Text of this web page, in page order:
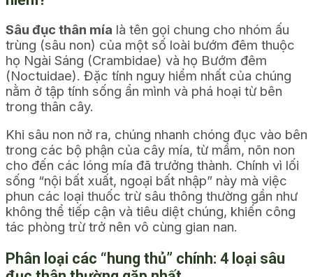
Sâu đục thân mía là tên gọi chung cho nhóm ấu
trùng (sâu non) của một số loài bướm đêm thuộc
họ Ngài Sáng (Crambidae) và họ Bướm đêm
(Noctuidae). Đặc tính nguy hiểm nhất của chúng
nằm ở tập tính sống ẩn mình và phá hoại từ bên
trong thân cây.
Khi sâu non nở ra, chúng nhanh chóng đục vào bên
trong các bộ phận của cây mía, từ mầm, nõn non
cho đến các lóng mía đã trưởng thành. Chính vì lối
sống “nội bất xuất, ngoại bất nhập” này mà việc
phun các loại thuốc trừ sâu thông thường gần như
không thể tiếp cận và tiêu diệt chúng, khiến công
tác phòng trừ trở nên vô cùng gian nan.
Phân loại các “hung thủ” chính: 4 loại sâu